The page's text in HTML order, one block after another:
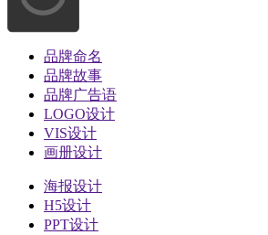
品牌命名
品牌故事
品牌广告语
LOGO设计
VIS设计
画册设计
海报设计
H5设计
PPT设计